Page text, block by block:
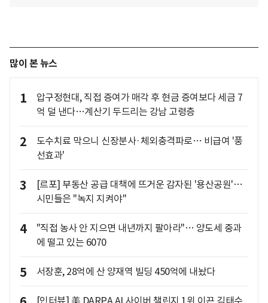
많이 본 뉴스
1
압구정현대, 직접 증여가 매각 후 현금 증여보다 세금 7
억 덜 낸다…계산기 두드리는 강남 고령층
2
도수치료 막으니 신장분사·체외충격파로… 비급여 '풍
선효과'
3
[르포] 부동산 공급 대책에 뜨거운 감자된 '용산공원'…
시민들은 "녹지 지켜야"
4
"직접 농사 안 지으면 내년까지 팔아라"… 양도세 중과
에 떨고 있는 6070
5 서장훈, 28억에 산 양재역 빌딩 450억에 내놨다
[인터뷰] 美 DARPA AI 사이버 챌린지 1위 이끈 김태수